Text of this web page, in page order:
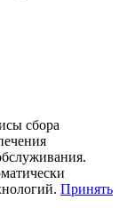
сбора
Принять